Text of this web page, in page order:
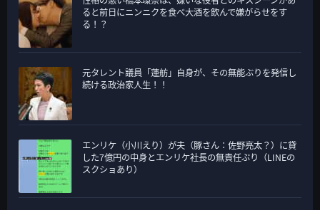
ると前日にニンニクを食べ大酒を飲んで嫌がらせをす
る！？
元タレント議員「蓮舫」自身が、その無能ぶりを発信し
続ける政治家人生！！
エンリケ（小川えり）が夫（豚さん：佐野亮太？）に貸
した7億円の中身とエンリケ社長の無責任ぶり（LINEの
スクショあり）